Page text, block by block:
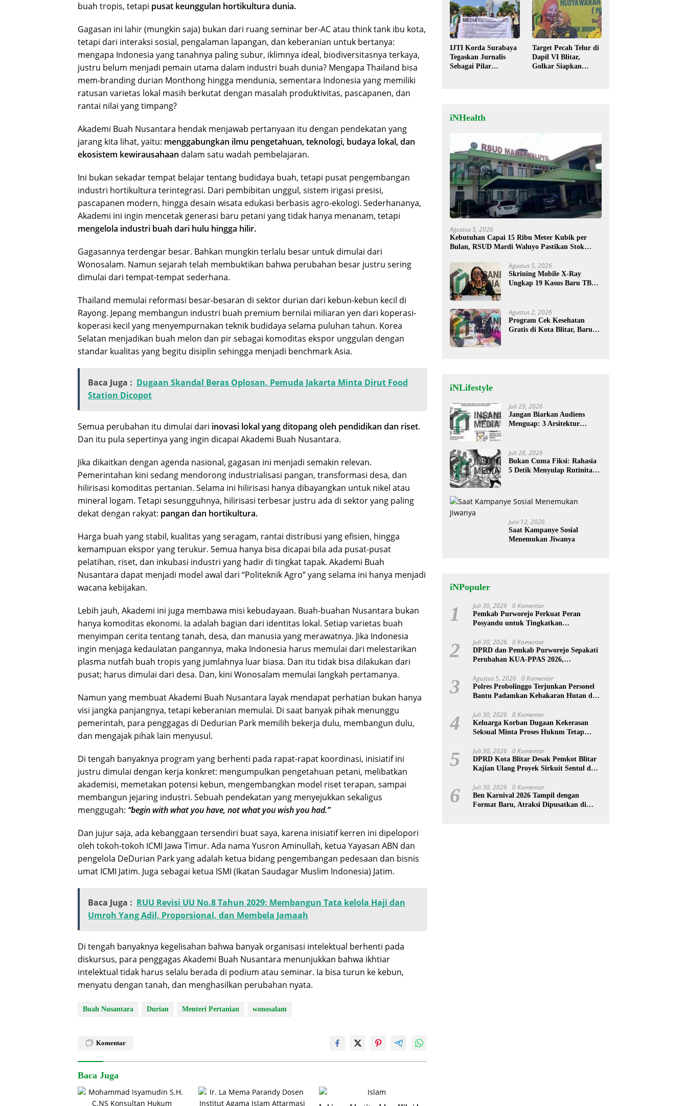
buah tropis, tetapi pusat keunggulan hortikultura dunia.
Gagasan ini lahir (mungkin saja) bukan dari ruang seminar ber-AC atau think tank ibu kota,
tetapi dari interaksi sosial, pengalaman lapangan, dan keberanian untuk bertanya:
mengapa Indonesia yang tanahnya paling subur, iklimnya ideal, biodiversitasnya terkaya,
justru belum menjadi pemain utama dalam industri buah dunia? Mengapa Thailand bisa
mem-branding durian Monthong hingga mendunia, sementara Indonesia yang memiliki
ratusan varietas lokal masih berkutat dengan masalah produktivitas, pascapanen, dan
rantai nilai yang timpang?
Akademi Buah Nusantara hendak menjawab pertanyaan itu dengan pendekatan yang
jarang kita lihat, yaitu: menggabungkan ilmu pengetahuan, teknologi, budaya lokal, dan
ekosistem kewirausahaan dalam satu wadah pembelajaran.
Ini bukan sekadar tempat belajar tentang budidaya buah, tetapi pusat pengembangan
industri hortikultura terintegrasi. Dari pembibitan unggul, sistem irigasi presisi,
pascapanen modern, hingga desain wisata edukasi berbasis agro-ekologi. Sederhananya,
Akademi ini ingin mencetak generasi baru petani yang tidak hanya menanam, tetapi
mengelola industri buah dari hulu hingga hilir.
Gagasannya terdengar besar. Bahkan mungkin terlalu besar untuk dimulai dari
Wonosalam. Namun sejarah telah membuktikan bahwa perubahan besar justru sering
dimulai dari tempat-tempat sederhana.
Thailand memulai reformasi besar-besaran di sektor durian dari kebun-kebun kecil di
Rayong. Jepang membangun industri buah premium bernilai miliaran yen dari koperasi-
koperasi kecil yang menyempurnakan teknik budidaya selama puluhan tahun. Korea
Selatan menjadikan buah melon dan pir sebagai komoditas ekspor unggulan dengan
standar kualitas yang begitu disiplin sehingga menjadi benchmark Asia.
Baca Juga : Dugaan Skandal Beras Oplosan, Pemuda Jakarta Minta Dirut Food
Station Dicopot
Semua perubahan itu dimulai dari inovasi lokal yang ditopang oleh pendidikan dan riset.
Dan itu pula sepertinya yang ingin dicapai Akademi Buah Nusantara.
Jika dikaitkan dengan agenda nasional, gagasan ini menjadi semakin relevan.
Pemerintahan kini sedang mendorong industrialisasi pangan, transformasi desa, dan
hilirisasi komoditas pertanian. Selama ini hilirisasi hanya dibayangkan untuk nikel atau
mineral logam. Tetapi sesungguhnya, hilirisasi terbesar justru ada di sektor yang paling
dekat dengan rakyat: pangan dan hortikultura.
Harga buah yang stabil, kualitas yang seragam, rantai distribusi yang efisien, hingga
kemampuan ekspor yang terukur. Semua hanya bisa dicapai bila ada pusat-pusat
pelatihan, riset, dan inkubasi industri yang hadir di tingkat tapak. Akademi Buah
Nusantara dapat menjadi model awal dari “Politeknik Agro” yang selama ini hanya menjadi
wacana kebijakan.
Lebih jauh, Akademi ini juga membawa misi kebudayaan. Buah-buahan Nusantara bukan
hanya komoditas ekonomi. Ia adalah bagian dari identitas lokal. Setiap varietas buah
menyimpan cerita tentang tanah, desa, dan manusia yang merawatnya. Jika Indonesia
ingin menjaga kedaulatan pangannya, maka Indonesia harus memulai dari melestarikan
plasma nutfah buah tropis yang jumlahnya luar biasa. Dan itu tidak bisa dilakukan dari
pusat; harus dimulai dari desa. Dan, kini Wonosalam memulai langkah pertamanya.
Namun yang membuat Akademi Buah Nusantara layak mendapat perhatian bukan hanya
visi jangka panjangnya, tetapi keberanian memulai. Di saat banyak pihak menunggu
pemerintah, para penggagas di Dedurian Park memilih bekerja dulu, membangun dulu,
dan mengajak pihak lain menyusul.
Di tengah banyaknya program yang berhenti pada rapat-rapat koordinasi, inisiatif ini
justru dimulai dengan kerja konkret: mengumpulkan pengetahuan petani, melibatkan
akademisi, memetakan potensi kebun, mengembangkan model riset terapan, sampai
membangun jejaring industri. Sebuah pendekatan yang menyejukkan sekaligus
menggugah: “begin with what you have, not what you wish you had.”
Dan jujur saja, ada kebanggaan tersendiri buat saya, karena inisiatif kerren ini dipelopori
oleh tokoh-tokoh ICMI Jawa Timur. Ada nama Yusron Aminullah, ketua Yayasan ABN dan
pengelola DeDurian Park yang adalah ketua bidang pengembangan pedesaan dan bisnis
umat ICMI Jatim. Juga sebagai ketua ISMI (Ikatan Saudagar Muslim Indonesia) Jatim.
Baca Juga : RUU Revisi UU No.8 Tahun 2029: Membangun Tata kelola Haji dan
Umroh Yang Adil, Proporsional, dan Membela Jamaah
Di tengah banyaknya kegelisahan bahwa banyak organisasi intelektual berhenti pada
diskursus, para penggagas Akademi Buah Nusantara menunjukkan bahwa ikhtiar
intelektual tidak harus selalu berada di podium atau seminar. Ia bisa turun ke kebun,
menyatu dengan tanah, dan menghasilkan perubahan nyata.
Buah Nusantara Durian Menteri Pertanian wonosalam
Komentar
Baca Juga
IJTI Korda Surabaya
Tegaskan Jurnalis
Sebagai Pilar
Target Pecah Telur di
Dapil VI Blitar,
Golkar Siapkan
iNHealth
Agustus 5, 2026
Kebutuhan Capai 15 Ribu Meter Kubik per
Bulan, RSUD Mardi Waluyo Pastikan Stok
Agustus 5, 2026
Skrining Mobile X-Ray
Ungkap 19 Kasus Baru TBC,
Agustus 2, 2026
Program Cek Kesehatan
Gratis di Kota Blitar, Baru
iNLifestyle
Juli 29, 2026
Jangan Biarkan Audiens
Menguap: 3 Arsitektur
Juli 28, 2026
Bukan Cuma Fiksi: Rahasia
5 Detik Menyulap Rutinitas
Juni 12, 2026
Saat Kampanye Sosial
Menemukan Jiwanya
iNPopuler
1 Juli 30, 2026 0 Komentar
Pemkab Purworejo Perkuat Peran
Posyandu untuk Tingkatkan
2 Juli 30, 2026 0 Komentar
DPRD dan Pemkab Purworejo Sepakati
Perubahan KUA-PPAS 2026,
3 Agustus 5, 2026 0 Komentar
Polres Probolinggo Terjunkan Personel
Bantu Padamkan Kebakaran Hutan di
4 Juli 30, 2026 0 Komentar
Keluarga Korban Dugaan Kekerasan
Seksual Minta Proses Hukum Tetap
5 Juli 30, 2026 0 Komentar
DPRD Kota Blitar Desak Pemkot Blitar
Kajian Ulang Proyek Sirkuit Sentul dan
6 Juli 30, 2026 0 Komentar
Ben Karnival 2026 Tampil dengan
Format Baru, Atraksi Dipusatkan di